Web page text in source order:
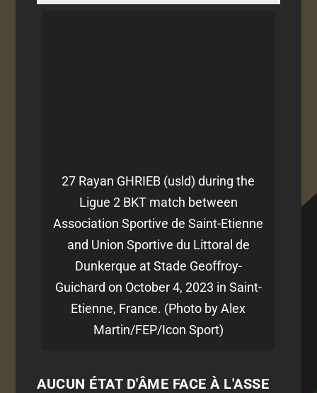
27 Rayan GHRIEB (usld) during the
Ligue 2 BKT match between
Association Sportive de Saint-Etienne
and Union Sportive du Littoral de
Dunkerque at Stade Geoffroy-
Guichard on October 4, 2023 in Saint-
Etienne, France. (Photo by Alex
Martin/FEP/Icon Sport)
AUCUN ÉTAT D'ÂME FACE À L'ASSE